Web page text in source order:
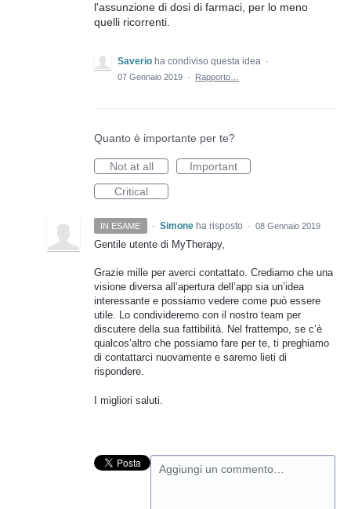
l'assunzione di dosi di farmaci, per lo meno
quelli ricorrenti.
Saverio ha condiviso questa idea ·
07 Gennaio 2019 · Rapporto…
Quanto è importante per te?
Not at all
Important
Critical
IN ESAME · Simone ha risposto · 08 Gennaio 2019
Gentile utente di MyTherapy,
Grazie mille per averci contattato. Crediamo che una
visione diversa all’apertura dell’app sia un’idea
interessante e possiamo vedere come può essere
utile. Lo condivideremo con il nostro team per
discutere della sua fattibilità. Nel frattempo, se c’è
qualcos’altro che possiamo fare per te, ti preghiamo
di contattarci nuovamente e saremo lieti di
rispondere.
I migliori saluti.
Aggiungi un commento…